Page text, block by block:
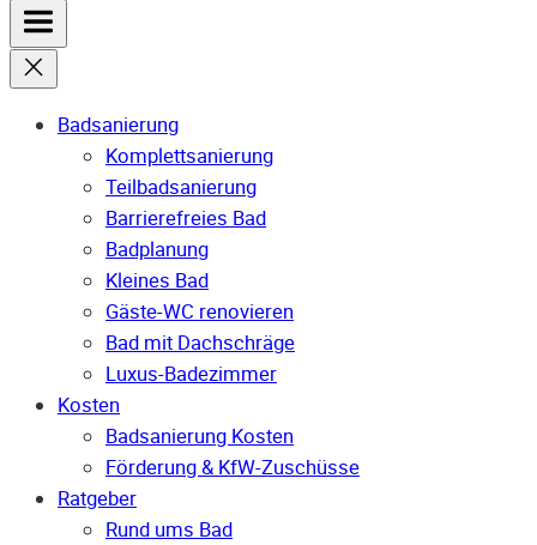
Badsanierung
Komplettsanierung
Teilbadsanierung
Barrierefreies Bad
Badplanung
Kleines Bad
Gäste-WC renovieren
Bad mit Dachschräge
Luxus-Badezimmer
Kosten
Badsanierung Kosten
Förderung & KfW-Zuschüsse
Ratgeber
Rund ums Bad